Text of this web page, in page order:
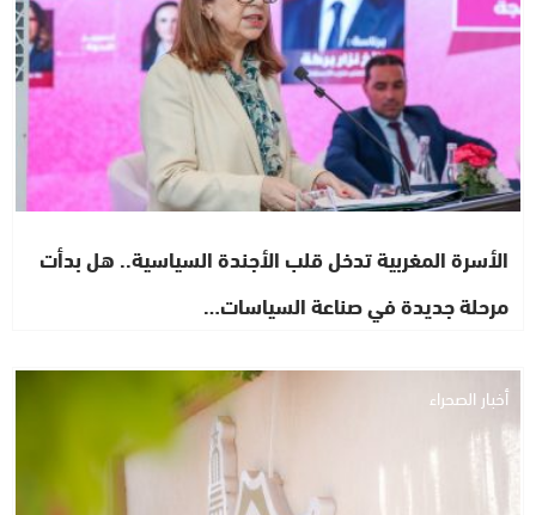
الأسرة المغربية تدخل قلب الأجندة السياسية.. هل بدأت
مرحلة جديدة في صناعة السياسات…
أخبار الصحراء